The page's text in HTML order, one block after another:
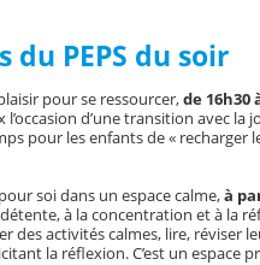
PEPS du soir
pour se ressourcer,de 16h30
l’occasion d’une transition avec
pour les enfants de « recharger
soi dans un espace calme,à
à la concentration et à la
activités calmes, lire, réviser
la réflexion. C’est un